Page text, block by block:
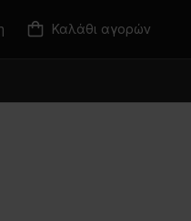
Καλάθι αγορών